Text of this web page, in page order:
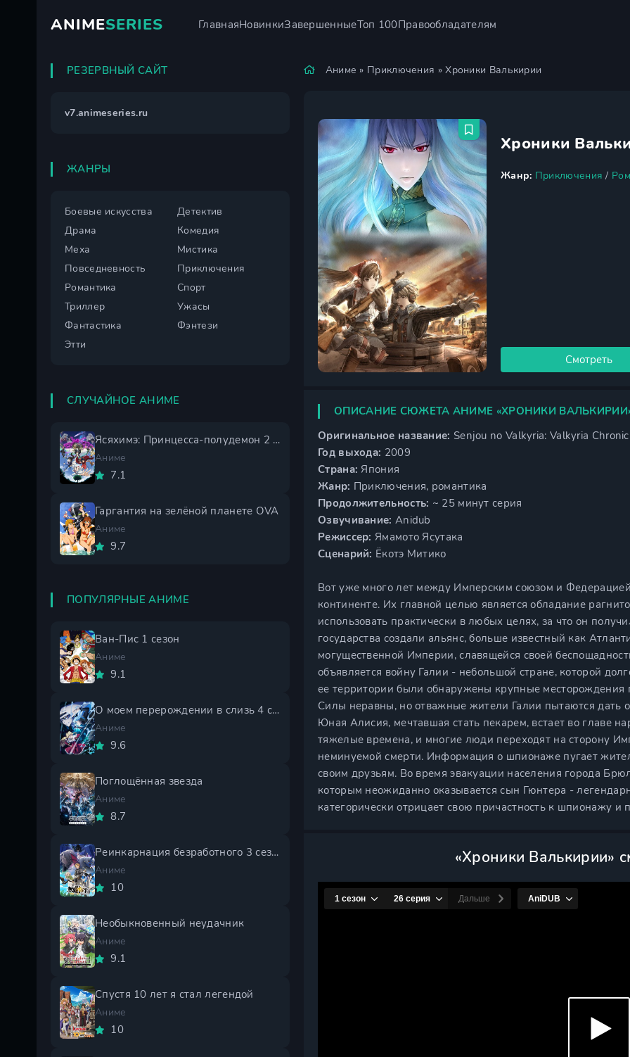
ANIMESERIES ГлавнаяНовинкиЗавершенныеТоп 100Правообладателям
Аниме » Приключения » Хроники Валькирии
Хроники
Жанр: Приключения /
Смотреть
ОПИСАНИЕ СЮЖЕТА АНИМЕ «ХРОНИКИ
Оригинальное название: Senjou no Valkyria: Valkyria
Год выхода: 2009
Страна: Япония
Жанр: Приключения, романтика
Продолжительность: ~ 25 минут серия
Озвучивание: Anidub
Режиссер: Ямамото Ясутака
Сценарий: Ёкотэ Митико
Вот уже много лет между Имперским союзом и
континенте. Их главной целью является обладание
использовать практически в любых целях, за что он
государства создали альянс, больше известный как
могущественной Империи, славящейся своей
объявляется войну Галии - небольшой стране, которой
ее территории были обнаружены крупные месторождения
Силы неравны, но отважные жители Галии пытаются дать
Юная Алисия, мечтавшая стать пекарем, встает во главе
тяжелые времена, и многие люди переходят на сторону
неминуемой смерти. Информация о шпионаже пугает
своим друзьям. Во время эвакуации населения города
которым неожиданно оказывается сын Гюнтера -
категорически отрицает свою причастность к шпионажу
«Хроники Валькирии»
РЕЗЕРВНЫЙ САЙТ
v7.animeseries.ru
ЖАНРЫ
Боевые искусства
Детектив
Драма
Комедия
Меха
Мистика
Повседневность
Приключения
Романтика
Спорт
Триллер
Ужасы
Фантастика
Фэнтези
Этти
СЛУЧАЙНОЕ АНИМЕ
Ясяхимэ: Принцесса-полудемон 2 сезон
Аниме
7.1
Гаргантия на зелёной планете OVA
Аниме
9.7
ПОПУЛЯРНЫЕ АНИМЕ
Ван-Пис 1 сезон
Аниме
9.1
О моем перерождении в слизь 4 сезон
Аниме
9.6
Поглощённая звезда
Аниме
8.7
Реинкарнация безработного 3 сезон
Аниме
10
Необыкновенный неудачник
Аниме
9.1
Спустя 10 лет я стал легендой
Аниме
10